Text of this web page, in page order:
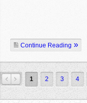
Continue Reading
» 1 2 3 4